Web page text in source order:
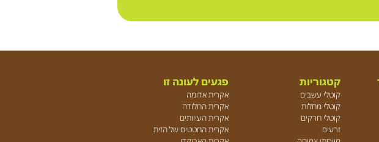
קטגוריות
קוטלי עשבים
קוטלי מחלות
קוטלי חרקים
זרעים
פגעים לעונה זו
אקרית אדומה
אקרית החלודה
אקרית העיוותים
אקרית החטטים של הזית